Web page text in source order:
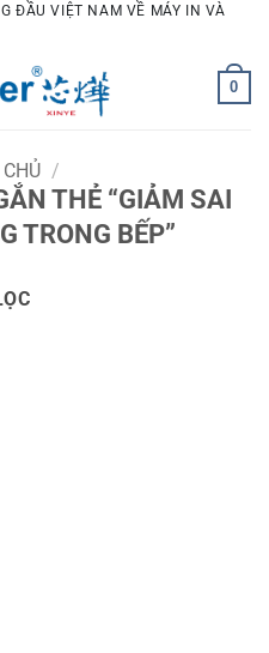
ĐẦU VIỆT NAM VỀ MÁY IN VÀ
0
/
THẺ “GIẢM SAI
TRONG BẾP”